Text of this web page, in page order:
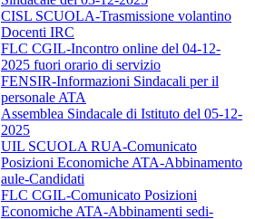
CISL SCUOLA-Trasmissione volantino
Docenti IRC
FLC CGIL-Incontro online del 04-12-
2025 fuori orario di servizio
FENSIR-Informazioni Sindacali per il
personale ATA
Assemblea Sindacale di Istituto del 05-12-
2025
UIL SCUOLA RUA-Comunicato
Posizioni Economiche ATA-Abbinamento
aule-Candidati
FLC CGIL-Comunicato Posizioni
Economiche ATA-Abbinamenti sedi-